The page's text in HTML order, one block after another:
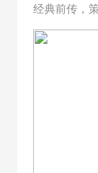
经典前传，